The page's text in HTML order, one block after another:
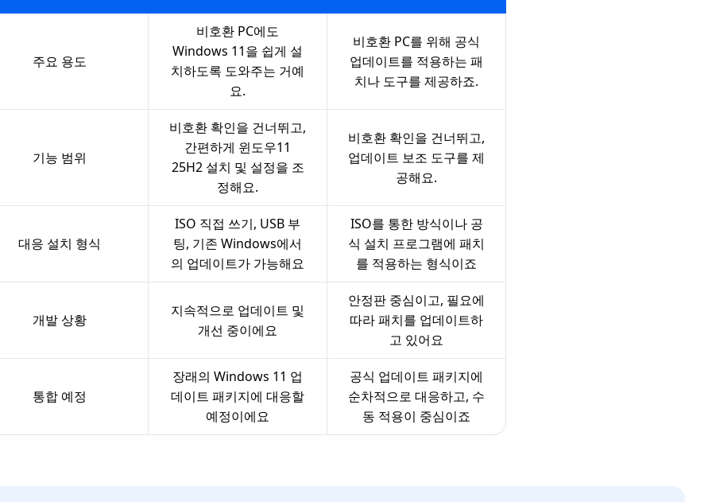
주요 용도
비호환 PC에도
Windows 11을 쉽게 설
치하도록 도와주는 거예
요.
비호환 PC를 위해 공식
업데이트를 적용하는 패
치나 도구를 제공하죠.
기능 범위
비호환 확인을 건너뛰고,
간편하게 윈도우11
25H2 설치 및 설정을 조
정해요.
비호환 확인을 건너뛰고,
업데이트 보조 도구를 제
공해요.
대응 설치 형식
ISO 직접 쓰기, USB 부
팅, 기존 Windows에서
의 업데이트가 가능해요
ISO를 통한 방식이나 공
식 설치 프로그램에 패치
를 적용하는 형식이죠
개발 상황
지속적으로 업데이트 및
개선 중이에요
안정판 중심이고, 필요에
따라 패치를 업데이트하
고 있어요
통합 예정
장래의 Windows 11 업
데이트 패키지에 대응할
예정이에요
공식 업데이트 패키지에
순차적으로 대응하고, 수
동 적용이 중심이죠